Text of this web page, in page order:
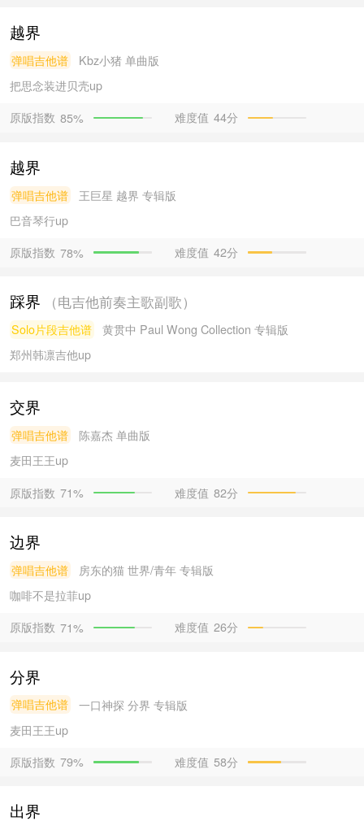
越界
弹唱吉他谱 Kbz小猪 单曲版
把思念装进贝壳up
原版指数 85% 难度值 44分
越界
弹唱吉他谱 王巨星 越界 专辑版
巴音琴行up
原版指数 78% 难度值 42分
踩界 （电吉他前奏主歌副歌）
Solo片段吉他谱 黄贯中 Paul Wong Collection 专辑版
郑州韩凛吉他up
交界
弹唱吉他谱 陈嘉杰 单曲版
麦田王王up
原版指数 71% 难度值 82分
边界
弹唱吉他谱 房东的猫 世界/青年 专辑版
咖啡不是拉菲up
原版指数 71% 难度值 26分
分界
弹唱吉他谱 一口神探 分界 专辑版
麦田王王up
原版指数 79% 难度值 58分
出界